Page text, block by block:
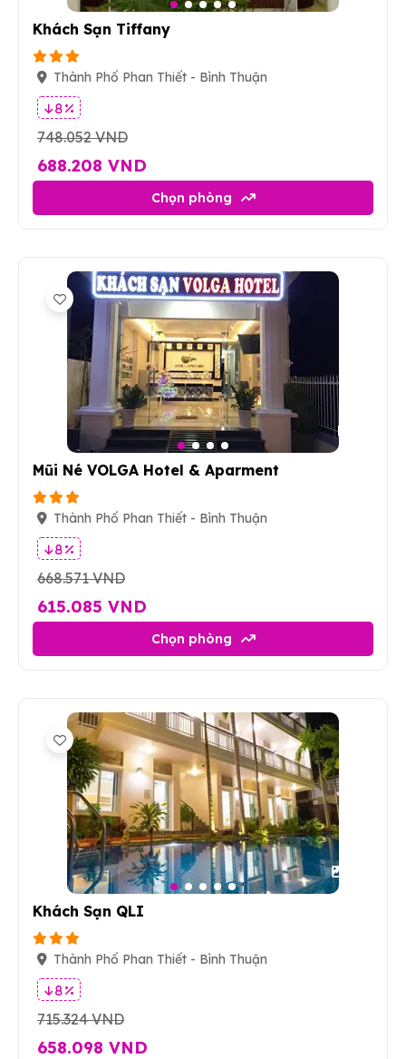
Khách Sạn Tiffany
Thành Phố Phan Thiết - Bình Thuận
8 %
748.052 VND
688.208 VND
Chọn phòng
Mũi Né VOLGA Hotel & Aparment
Thành Phố Phan Thiết - Bình Thuận
8 %
668.571 VND
615.085 VND
Chọn phòng
Khách Sạn QLI
Thành Phố Phan Thiết - Bình Thuận
8 %
715.324 VND
658.098 VND